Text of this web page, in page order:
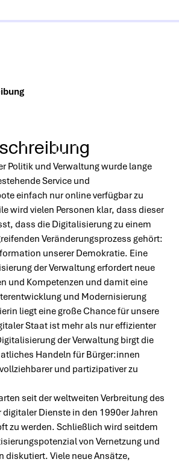
Politik und Verwaltung wurde lange
Service und
einfach nur online verfügbar zu
wird vielen Personen klar, dass dieser
dass die Digitalisierung zu einem
Veränderungsprozess gehört:
unserer Demokratie. Eine
der Verwaltung erfordert neue
und Kompetenzen und damit eine
und Modernisierung
liegt eine große Chance für unsere
Staat ist mehr als nur effizienter
der Verwaltung birgt die
Handeln für Bürger:innen
und partizipativer zu
seit der weltweiten Verbreitung des
Dienste in den 1990er Jahren
zu werden. Schließlich wird seitdem
von Vernetzung und
diskutiert. Viele neue Ansätze,